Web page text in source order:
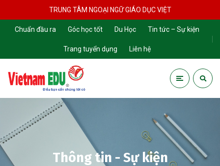
TRUNG TÂM NGOẠI NGỮ GIÁO DỤC VIỆT
Chuẩn đầu ra Góc học tốt Du Học Tin tức – Sự kiện
Trang tuyển dụng Liên hệ
Thông tin - Sự kiện